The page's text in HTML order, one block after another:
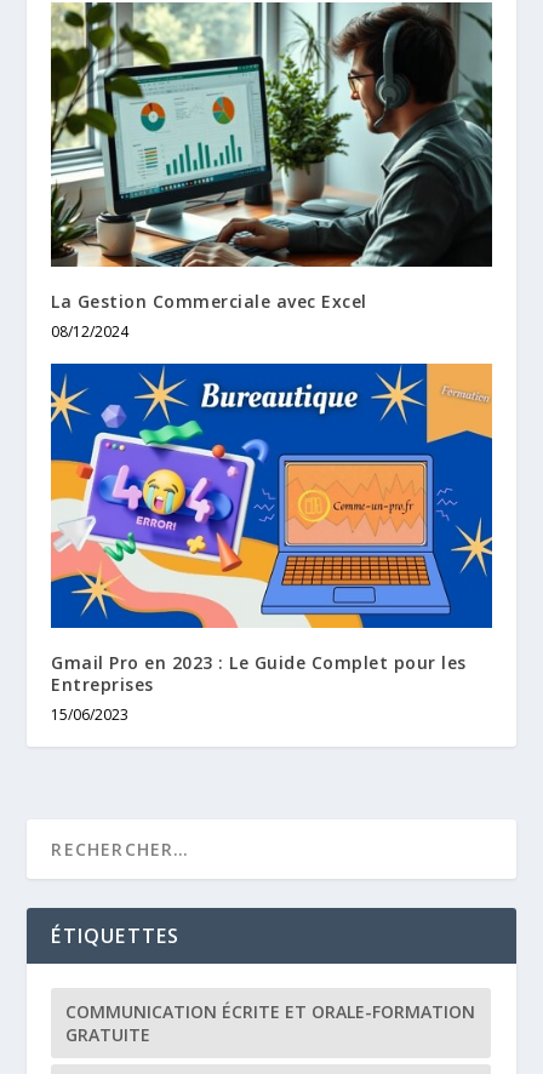
La Gestion Commerciale avec Excel
08/12/2024
Gmail Pro en 2023 : Le Guide Complet pour les
Entreprises
15/06/2023
ÉTIQUETTES
COMMUNICATION ÉCRITE ET ORALE-FORMATION
GRATUITE